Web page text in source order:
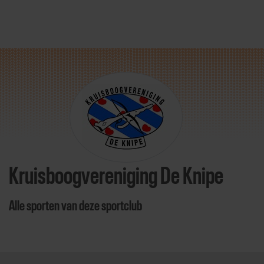
Direct door naar content
Kruisboogvereniging De Knipe
Alle sporten van deze sportclub